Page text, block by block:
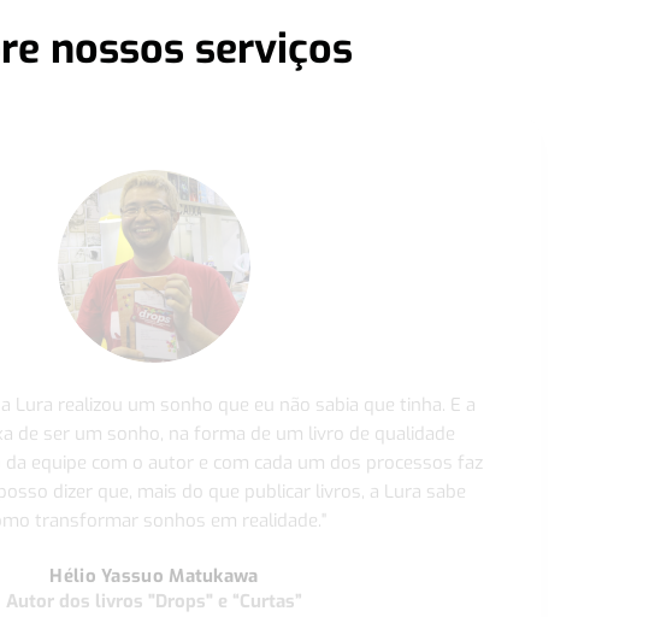
nossos serviços
Lura realizou um sonho que eu não sabia que tinha. E a
de ser um sonho, na forma de um livro de qualidade
da equipe com o autor e com cada um dos processos faz
dizer que, mais do que publicar livros, a Lura sabe
transformar sonhos em realidade."
Hélio Yassuo Matukawa
Autor dos livros "Drops" e “Curtas”